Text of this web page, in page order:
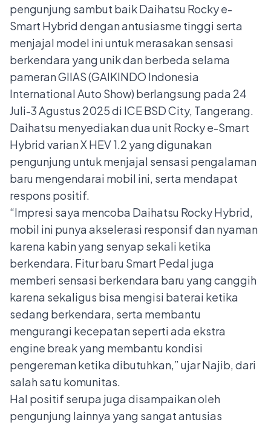
pengunjung sambut baik Daihatsu Rocky e-
Smart Hybrid dengan antusiasme tinggi serta
menjajal model ini untuk merasakan sensasi
berkendara yang unik dan berbeda selama
pameran GIIAS (GAIKINDO Indonesia
International Auto Show) berlangsung pada 24
Juli-3 Agustus 2025 di ICE BSD City, Tangerang.
Daihatsu menyediakan dua unit Rocky e-Smart
Hybrid varian X HEV 1.2 yang digunakan
pengunjung untuk menjajal sensasi pengalaman
baru mengendarai mobil ini, serta mendapat
respons positif.
“Impresi saya mencoba Daihatsu Rocky Hybrid,
mobil ini punya akselerasi responsif dan nyaman
karena kabin yang senyap sekali ketika
berkendara. Fitur baru Smart Pedal juga
memberi sensasi berkendara baru yang canggih
karena sekaligus bisa mengisi baterai ketika
sedang berkendara, serta membantu
mengurangi kecepatan seperti ada ekstra
engine break yang membantu kondisi
pengereman ketika dibutuhkan,” ujar Najib, dari
salah satu komunitas.
Hal positif serupa juga disampaikan oleh
pengunjung lainnya yang sangat antusias